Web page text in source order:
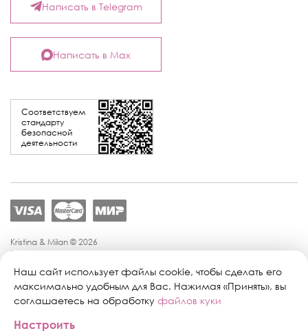
Соответствуем
стандарту
безопасной
деятельности
Написать в Telegram
Написать в Max
Kristina & Milan © 2026
Политика конфиденциальности
Политика обработки персональных данных
Публичная оферта
Персональные настройки файлов cookie
Наш сайт использует файлы cookie, чтобы сделать его
максимально удобным для Вас. Нажимая «Принять», вы
соглашаетесь на обработку файлов куки
Настроить